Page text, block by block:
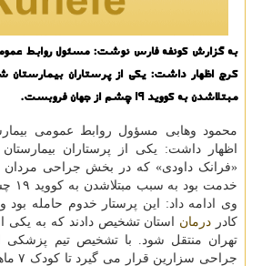
به گزارش کونفه فارس نوشت: مسئول روابط
کرج اظهار داشت: یکی از پرستاران
مبتلاشدن به کووید 19 چشم از جهان فروبست.
محمود وهابی مسؤول روابط عمومی
اظهار داشت: یکی از پرستاران
«فرانک داودی» که در بخش جراحی مردان
وی ادامه داد: این پرستار خدوم حامله
کادر درمان استان تشخیص دادند که به یکی
تهران منتقل شود. با تشخیص تیم پزشکی
جراحی